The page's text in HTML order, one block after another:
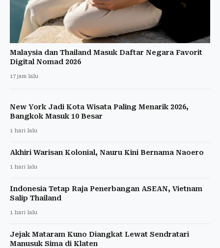
Malaysia dan Thailand Masuk Daftar Negara Favorit
Digital Nomad 2026
17 jam lalu
New York Jadi Kota Wisata Paling Menarik 2026,
Bangkok Masuk 10 Besar
1 hari lalu
Akhiri Warisan Kolonial, Nauru Kini Bernama Naoero
1 hari lalu
Indonesia Tetap Raja Penerbangan ASEAN, Vietnam
Salip Thailand
1 hari lalu
Jejak Mataram Kuno Diangkat Lewat Sendratari
Manusuk Sima di Klaten